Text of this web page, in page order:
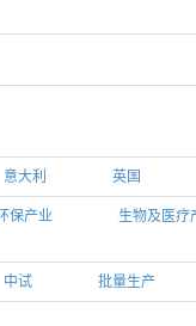
意大利 英国
保产业 生物及医疗
中试 批量生产